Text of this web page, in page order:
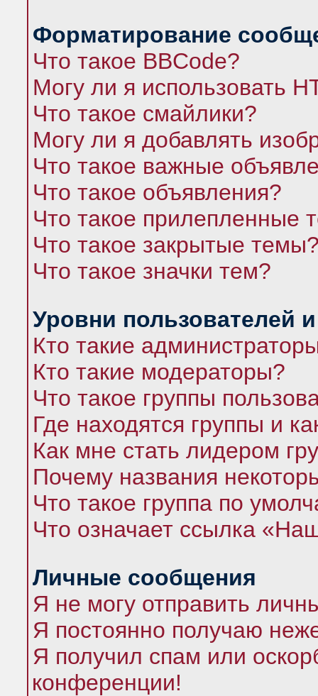
Форматирование
Что такое BBCode?
Могу ли я использовать
Что такое смайлики?
Могу ли я добавлять
Что такое важные
Что такое объявления?
Что такое прилепленные
Что такое закрытые
Что такое значки тем?
Уровни пользователей
Кто такие
Кто такие модераторы?
Что такое группы
Где находятся группы и
Как мне стать лидером
Почему названия
Что такое группа по
Что означает ссылка
Личные сообщения
Я не могу отправить
Я постоянно получаю
Я получил спам или
конференции!